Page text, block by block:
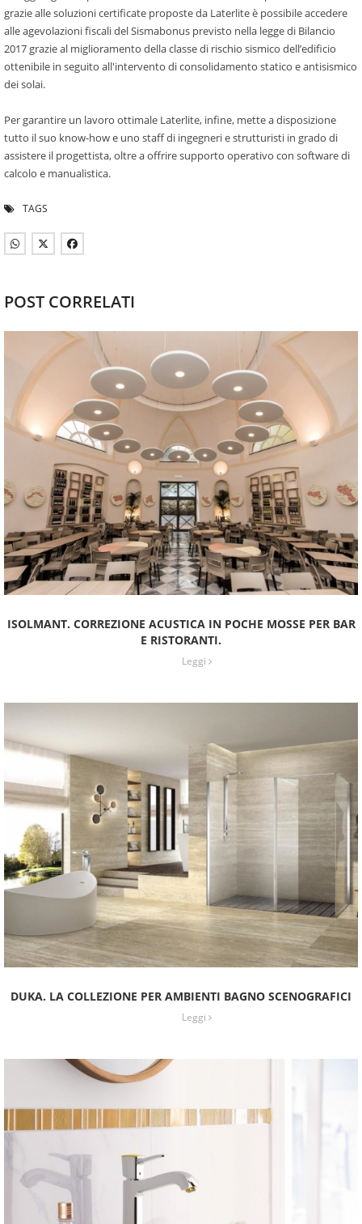
grazie alle soluzioni certificate proposte da Laterlite è possibile accedere
alle agevolazioni fiscali del Sismabonus previsto nella legge di Bilancio
2017 grazie al miglioramento della classe di rischio sismico dell’edificio
ottenibile in seguito all'intervento di consolidamento statico e antisismico
dei solai.
Per garantire un lavoro ottimale Laterlite, infine, mette a disposizione
tutto il suo know-how e uno staff di ingegneri e strutturisti in grado di
assistere il progettista, oltre a offrire supporto operativo con software di
calcolo e manualistica.
TAGS
POST CORRELATI
ISOLMANT. CORREZIONE ACUSTICA IN POCHE MOSSE PER BAR
E RISTORANTI.
Leggi
DUKA. LA COLLEZIONE PER AMBIENTI BAGNO SCENOGRAFICI
Leggi